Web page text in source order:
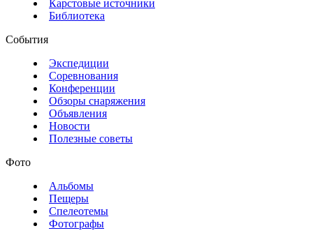
Карстовые источники
Библиотека
События
Экспедиции
Соревнования
Конференции
Обзоры снаряжения
Объявления
Новости
Полезные советы
Фото
Альбомы
Пещеры
Спелеотемы
Фотографы